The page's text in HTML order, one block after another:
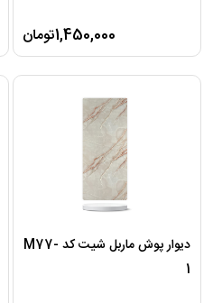
1,450,000تومان
دیوار پوش ماربل شیت کد M77-
1